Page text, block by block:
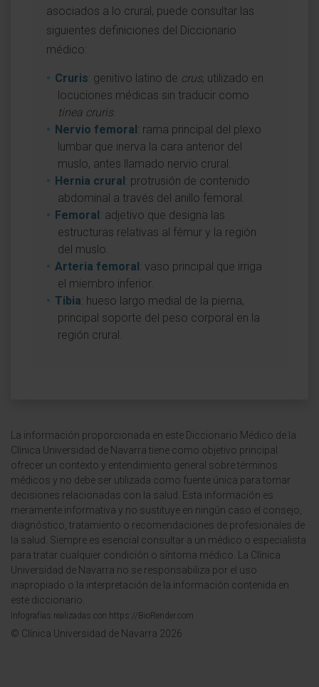
asociados a lo crural, puede consultar las
siguientes definiciones del Diccionario
médico:
Cruris: genitivo latino de crus, utilizado en
locuciones médicas sin traducir como
tinea cruris.
Nervio femoral: rama principal del plexo
lumbar que inerva la cara anterior del
muslo, antes llamado nervio crural.
Hernia crural: protrusión de contenido
abdominal a través del anillo femoral.
Femoral: adjetivo que designa las
estructuras relativas al fémur y la región
del muslo.
Arteria femoral: vaso principal que irriga
el miembro inferior.
Tibia: hueso largo medial de la pierna,
principal soporte del peso corporal en la
región crural.
La información proporcionada en este Diccionario Médico de la
Clínica Universidad de Navarra tiene como objetivo principal
ofrecer un contexto y entendimiento general sobre términos
médicos y no debe ser utilizada como fuente única para tomar
decisiones relacionadas con la salud. Esta información es
meramente informativa y no sustituye en ningún caso el consejo,
diagnóstico, tratamiento o recomendaciones de profesionales de
la salud. Siempre es esencial consultar a un médico o especialista
para tratar cualquier condición o síntoma médico. La Clínica
Universidad de Navarra no se responsabiliza por el uso
inapropiado o la interpretación de la información contenida en
este diccionario.
Infografías realizadas con https://BioRender.com
© Clínica Universidad de Navarra 2026